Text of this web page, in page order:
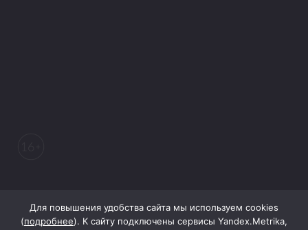
Для повышения удобства сайта мы используем cookies
(подробнее). К сайту подключены сервисы Yandex.Metrika,